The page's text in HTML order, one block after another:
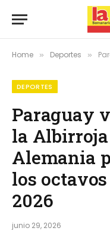
Home » Deportes »
DEPORTES
Paraguay
la
Alemania
los
2026
junio 29, 2026